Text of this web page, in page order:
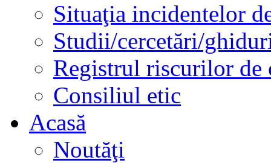
Situaţia incidentelor
Studii/cercetări/
Registrul riscurilor de
Consiliul etic
Acasă
Noutăţi